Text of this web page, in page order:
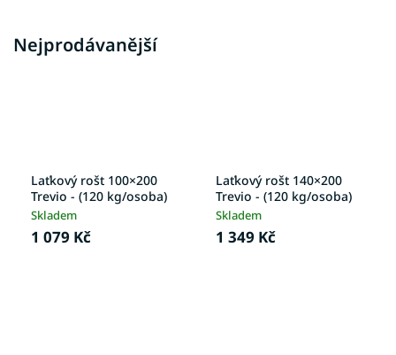
Nejprodávanější
Laťkový rošt 100×200
Trevio - (120 kg/osoba)
Skladem
1 079 Kč
Laťkový rošt 140×200
Trevio - (120 kg/osoba)
Skladem
1 349 Kč